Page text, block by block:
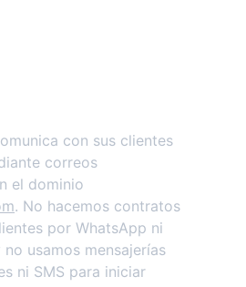
con sus clientes
correos
el dominio
. No hacemos contratos
por WhatsApp ni
usamos mensajerías
ni SMS para iniciar